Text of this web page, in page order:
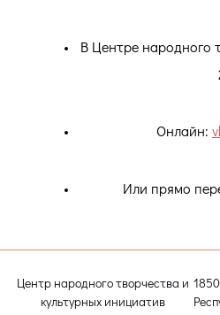
В Центре народного
Онлайн:
Или прямо
Центр народного творчества и
культурных инициатив